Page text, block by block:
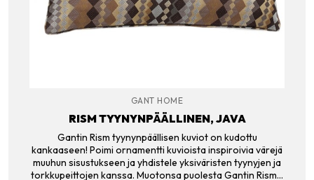
GANT HOME
RISM TYYNYNPÄÄLLINEN, JAVA
Gantin Rism tyynynpäällisen kuviot on kudottu
kankaaseen! Poimi ornamentti kuvioista inspiroivia värejä
muuhun sisustukseen ja yhdistele yksiväristen tyynyjen ja
torkkupeittojen kanssa. Muotonsa puolesta Gantin Rism…